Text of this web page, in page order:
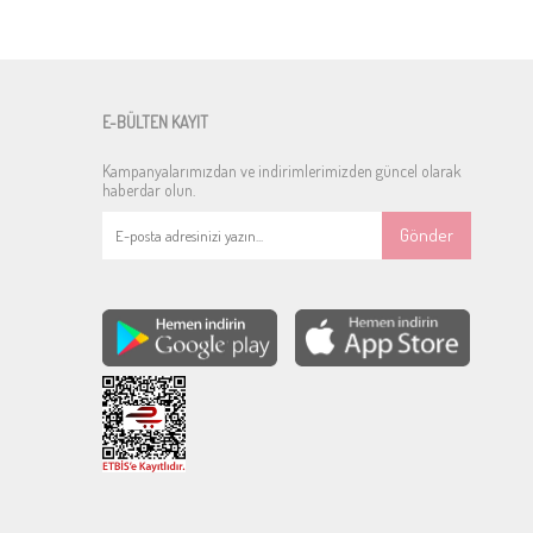
E-BÜLTEN KAYIT
Kampanyalarımızdan ve indirimlerimizden güncel olarak
haberdar olun.
Gönder